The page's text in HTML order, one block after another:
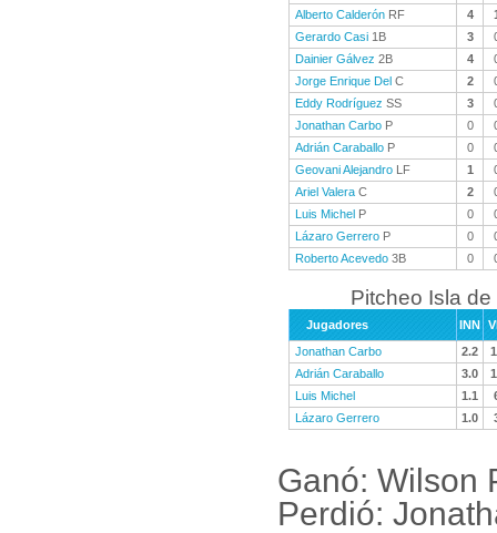
Alberto Calderón RF 4
Gerardo Casi 1B 3
Dainier Gálvez 2B 4
Jorge Enrique Del C 2
Eddy Rodríguez SS 3
Jonathan Carbo P 0
Adrián Caraballo P 0
Geovani Alejandro LF 1
Ariel Valera C 2
Luis Michel P 0
Lázaro Gerrero P 0
Roberto Acevedo 3B 0
Pitcheo Isla
Jugadores INN
Jonathan Carbo
2.2
Adrián Caraballo
3.0
Luis Michel
1.1
Lázaro Gerrero
1.0
Ganó: Wilson
Perdió: